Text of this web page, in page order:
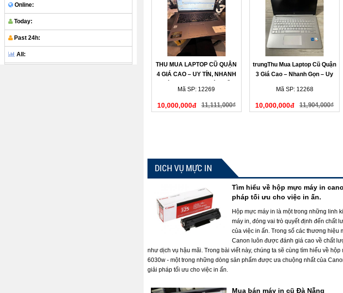
THU MUA LAPTOP CŨ QUẬN
4 GIÁ CAO – UY TÍN, NHANH
TAY
Mã SP: 12269
10,000,000đ 11,111,000₫
trungThu Mua Laptop Cũ Quận
3 Giá Cao – Nhanh Gọn – Uy
Mã SP: 12268
10,000,000đ 11,904,000₫
DICH VỤ MỰC IN
Tìm hiểu về hộp mực máy in
pháp tối ưu cho việc in ấn.
Hộp mực máy in là một trong những linh
máy in, đóng vai trò quyết định đến chất
của việc in ấn. Trong số các thương hiệu
Canon luôn được đánh giá cao về chất
như dịch vụ hậu mãi. Trong bài viết này, chúng ta sẽ cùng tìm hiểu về hộp
6030w - một trong những dòng sản phẩm được ưa chuộng nhất của
giải pháp tối ưu cho việc in ấn.
Mua bán máy in cũ Đà Nẵng
Online:
Today:
Past 24h:
All: